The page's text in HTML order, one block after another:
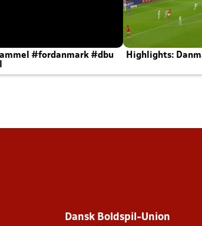
#fordanmark #dbu
Highlights:
Dansk Boldspil-Union